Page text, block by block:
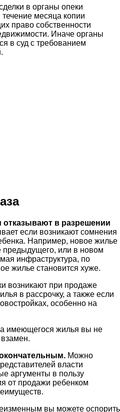
в органы опеки
месяца копии
право собственности
Иначе органы
в суд с требованием
отказывают в разрешении
если возникают сомнения
Например, новое жилье
предыдущего, или в новом
инфраструктура, по
жилье становится хуже.
возникают при продаже
в рассрочку, а также если
особенно на
имеющегося жилья вы не
окончательным. Можно
власти
аргументы в пользу
от продажи ребенком
вы можете оспорить